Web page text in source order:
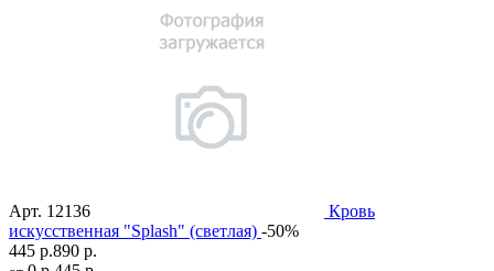
Арт. 12136
Кровь
искусственная "Splash" (светлая) -50%
445 р.890 р.